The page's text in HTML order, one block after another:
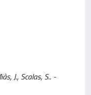
J., Scalas, S.. -